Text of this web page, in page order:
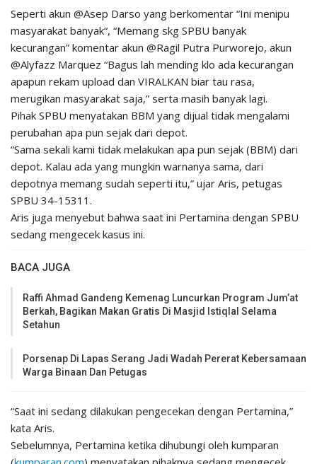
Seperti akun @Asep Darso yang berkomentar “Ini menipu
masyarakat banyak“, “Memang skg SPBU banyak
kecurangan” komentar akun @Ragil Putra Purworejo, akun
@Alyfazz Marquez “Bagus lah mending klo ada kecurangan
apapun rekam upload dan VIRALKAN biar tau rasa,
merugikan masyarakat saja,” serta masih banyak lagi.
Pihak SPBU menyatakan BBM yang dijual tidak mengalami
perubahan apa pun sejak dari depot.
“Sama sekali kami tidak melakukan apa pun sejak (BBM) dari
depot. Kalau ada yang mungkin warnanya sama, dari
depotnya memang sudah seperti itu,” ujar Aris, petugas
SPBU 34-15311.
Aris juga menyebut bahwa saat ini Pertamina dengan SPBU
sedang mengecek kasus ini.
BACA JUGA
Raffi Ahmad Gandeng Kemenag Luncurkan Program Jum’at
Berkah, Bagikan Makan Gratis Di Masjid Istiqlal Selama
Setahun
Porsenap Di Lapas Serang Jadi Wadah Pererat Kebersamaan
Warga Binaan Dan Petugas
“Saat ini sedang dilakukan pengecekan dengan Pertamina,”
kata Aris.
Sebelumnya, Pertamina ketika dihubungi oleh kumparan